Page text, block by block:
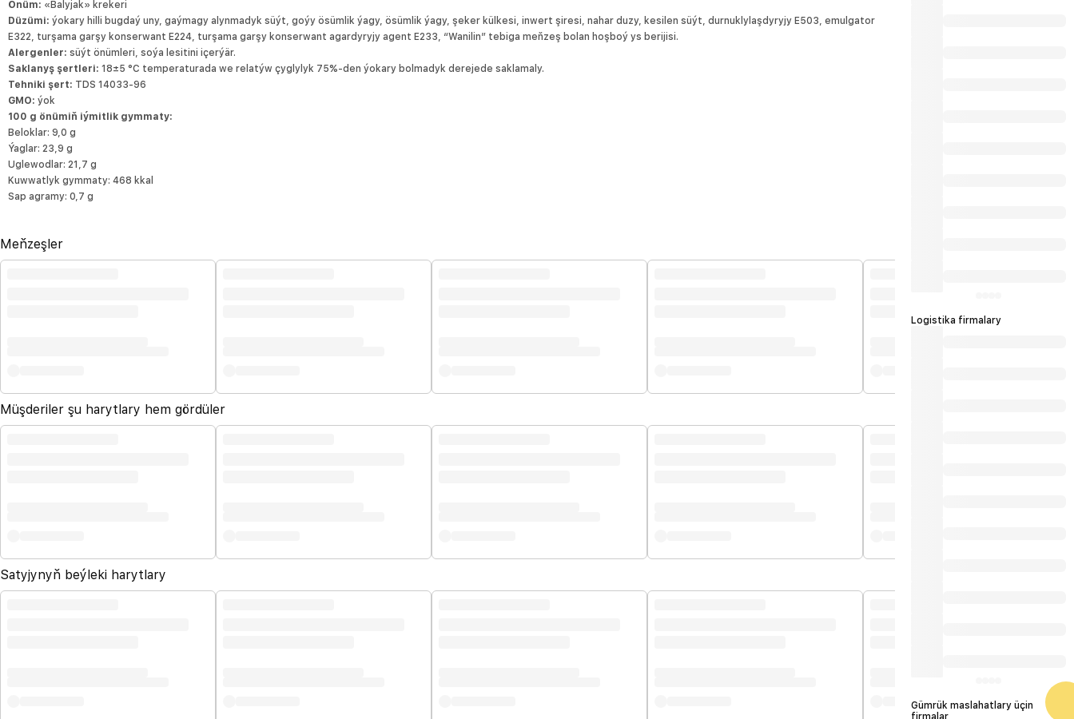
Önüm: «Balyjak» krekeri
Düzümi: ýokary hilli bugdaý uny, gaýmagy alynmadyk süýt, goýy ösümlik ýagy, ösümlik ýagy, şeker külkesi, inwert şiresi, nahar duzy, kesilen süýt, durnuklylaşdyryjy E503, emulgator
E322, turşama garşy konserwant E224, turşama garşy konserwant agardyryjy agent E233, “Wanilin” tebiga meňzeş bolan hoşboý ys berijisi.
Alergenler: süýt önümleri, soýa lesitini içerýär.
Saklanyş şertleri: 18±5 °С temperaturada we relatýw çyglylyk 75%-den ýokary bolmadyk derejede saklamaly.
Tehniki şert: TDS 14033-96
GMO: ýok
100 g önümiň iýmitlik gymmaty:
Beloklar: 9,0 g
Ýaglar: 23,9 g
Uglewodlar: 21,7 g
Kuwwatlyk gymmaty: 468 kkal
Sap agramy: 0,7 g
Meňzeşler
Müşderiler şu harytlary hem gördüler
Satyjynyň beýleki harytlary
Logistika firmalary
Gümrük maslahatlary üçin
firmalar